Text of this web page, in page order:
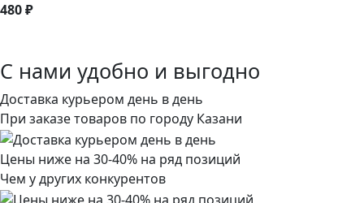
480 ₽
С нами удобно и выгодно
Доставка курьером день в день
При заказе товаров по городу Казани
Цены ниже на 30-40% на ряд позиций
Чем у других конкурентов